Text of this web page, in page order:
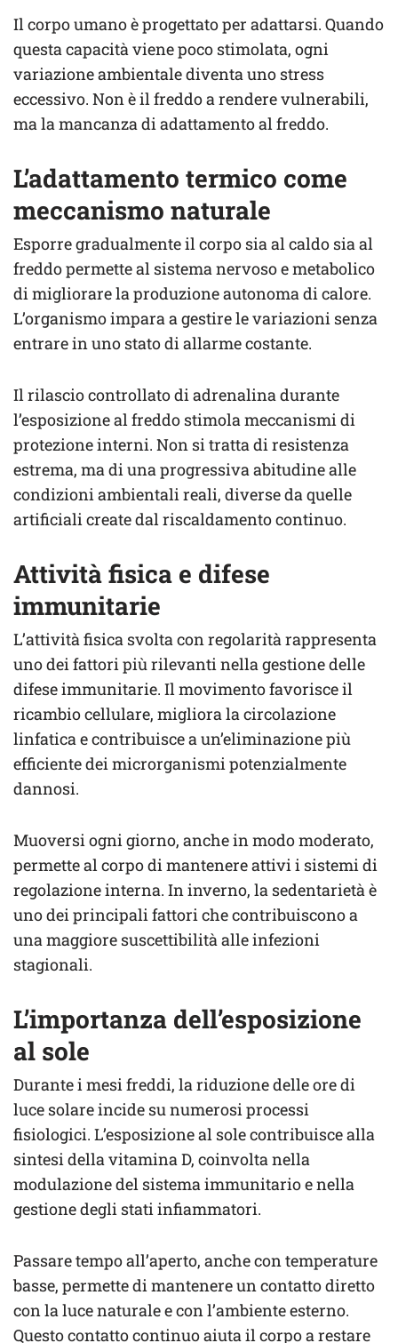
Il corpo umano è progettato per adattarsi. Quando
questa capacità viene poco stimolata, ogni
variazione ambientale diventa uno stress
eccessivo. Non è il freddo a rendere vulnerabili,
ma la mancanza di adattamento al freddo.
L’adattamento termico come
meccanismo naturale
Esporre gradualmente il corpo sia al caldo sia al
freddo permette al sistema nervoso e metabolico
di migliorare la produzione autonoma di calore.
L’organismo impara a gestire le variazioni senza
entrare in uno stato di allarme costante.
Il rilascio controllato di adrenalina durante
l’esposizione al freddo stimola meccanismi di
protezione interni. Non si tratta di resistenza
estrema, ma di una progressiva abitudine alle
condizioni ambientali reali, diverse da quelle
artificiali create dal riscaldamento continuo.
Attività fisica e difese
immunitarie
L’attività fisica svolta con regolarità rappresenta
uno dei fattori più rilevanti nella gestione delle
difese immunitarie. Il movimento favorisce il
ricambio cellulare, migliora la circolazione
linfatica e contribuisce a un’eliminazione più
efficiente dei microrganismi potenzialmente
dannosi.
Muoversi ogni giorno, anche in modo moderato,
permette al corpo di mantenere attivi i sistemi di
regolazione interna. In inverno, la sedentarietà è
uno dei principali fattori che contribuiscono a
una maggiore suscettibilità alle infezioni
stagionali.
L’importanza dell’esposizione
al sole
Durante i mesi freddi, la riduzione delle ore di
luce solare incide su numerosi processi
fisiologici. L’esposizione al sole contribuisce alla
sintesi della vitamina D, coinvolta nella
modulazione del sistema immunitario e nella
gestione degli stati infiammatori.
Passare tempo all’aperto, anche con temperature
basse, permette di mantenere un contatto diretto
con la luce naturale e con l’ambiente esterno.
Questo contatto continuo aiuta il corpo a restare